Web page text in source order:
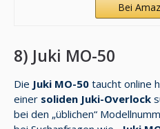
Bei
8) Juki MO-50
Die Juki MO-50 taucht online
einer soliden Juki-Overlock
bei den „üblichen“